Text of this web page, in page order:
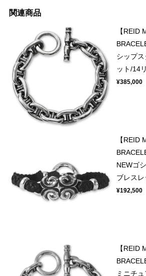
関連商品
【
シップ
ット/14
¥385,000
【
NEWゴ
ブレスレ
¥192,500
【
ミニチ